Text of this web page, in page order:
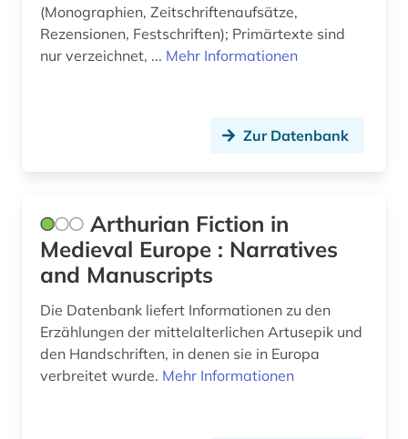
renzension (1)
rezension (1)
roman (1)
romanische philologie (1)
romanische sprachen (1)
romanische sprachen und literaturen (1)
romanistik (11)
(Monographien, Zeitschriftenaufsätze,
Rezensionen, Festschriften); Primärtexte sind
nur verzeichnet, ... Mehr Informationen
Zur Datenbank
Arthurian Fiction in
Medieval Europe : Narratives
and Manuscripts
Die Datenbank liefert Informationen zu den
Erzählungen der mittelalterlichen Artusepik und
den Handschriften, in denen sie in Europa
verbreitet wurde. Mehr Informationen